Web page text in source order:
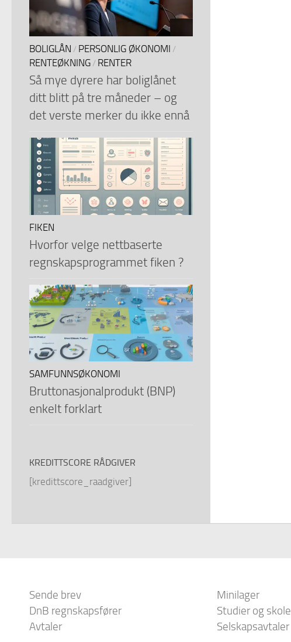
BOLIGLÅN / PERSONLIG ØKONOMI /
RENTEØKNING / RENTER
Så mye dyrere har boliglånet
ditt blitt på tre måneder – og
det verste merker du ikke ennå
FIKEN
Hvorfor velge nettbaserte
regnskapsprogrammet fiken ?
SAMFUNNSØKONOMI
Bruttonasjonalprodukt (BNP)
enkelt forklart
KREDITTSCORE RÅDGIVER
[kredittscore_raadgiver]
Sende brev
DnB regnskapsfører
Avtaler
Minilager
Studier og skole
Selskapsavtaler